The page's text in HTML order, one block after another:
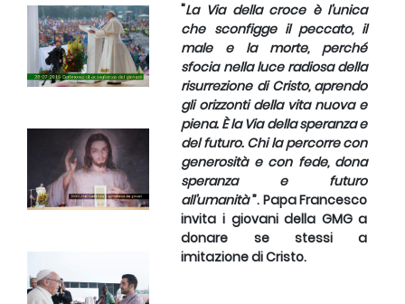
"La Via della croce è l’unica
che sconfigge il peccato, il
male e la morte, perché
sfocia nella luce radiosa della
risurrezione di Cristo, aprendo
gli orizzonti della vita nuova e
piena. È la Via della speranza e
del futuro. Chi la percorre con
generosità e con fede, dona
speranza e futuro
all’umanità”. Papa Francesco
invita i giovani della GMG a
donare se stessi a
imitazione di Cristo.